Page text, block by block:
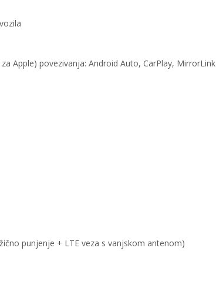
Apple) povezivanja: Android Auto, CarPlay, MirrorLink
punjenje + LTE veza s vanjskom antenom)